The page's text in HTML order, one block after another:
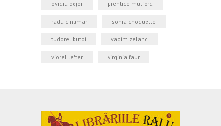
ovidiu bojor prentice mulford
radu cinamar sonia choquette
tudorel butoi vadim zeland
viorel lefter virginia faur